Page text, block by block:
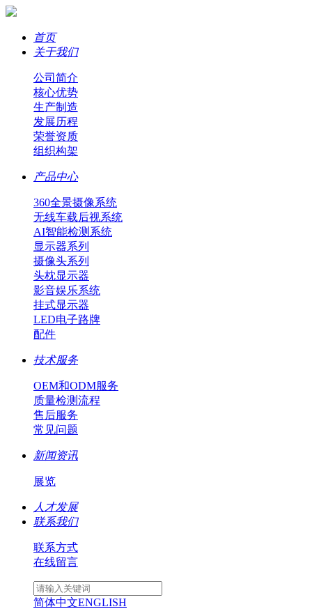
首页
关于我们
公司简介
核心优势
生产制造
发展历程
荣誉资质
组织构架
产品中心
360全景摄像系统
无线车载后视系统
AI智能检测系统
显示器系列
摄像头系列
头枕显示器
影音娱乐系统
挂式显示器
LED电子路牌
配件
技术服务
OEM和ODM服务
质量检测流程
售后服务
常见问题
新闻资讯
展览
人才发展
联系我们
联系方式
在线留言
简体中文ENGLISH